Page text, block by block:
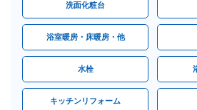
洗面化粧台
浴室暖房・床暖房・他
水栓
キッチンリフォーム